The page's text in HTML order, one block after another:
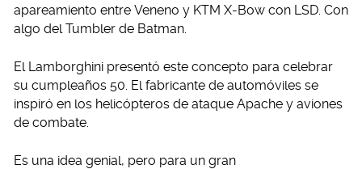
apareamiento entre Veneno y KTM X-Bow con LSD. Con
algo del Tumbler de Batman.
El Lamborghini presentó este concepto para celebrar
su cumpleaños 50. El fabricante de automóviles se
inspiró en los helicópteros de ataque Apache y aviones
de combate.
Es una idea genial, pero para un gran